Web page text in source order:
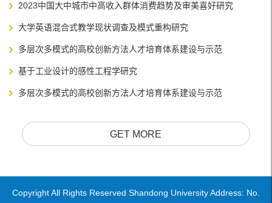
2023中国大中城市中高收入群体消费趋势及审美喜好研究
大学英语混合式教学现状调查及模式重构研究
多层次多模式的高校创新方法人才培育体系建设与示范
基于工业设计的感性工程学研究
多层次多模式的高校创新方法人才培育体系建设与示范
GET MORE
Copyright All Rights Reserved Shandong University Address: No.